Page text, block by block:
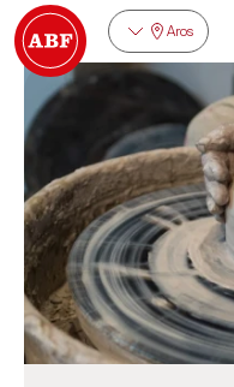
Aros